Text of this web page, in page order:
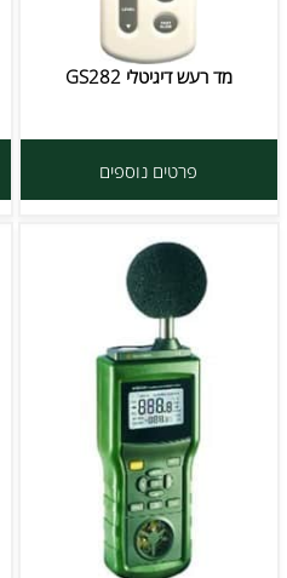
מד רעש דיגיטלי GS282
פרטים נוספים